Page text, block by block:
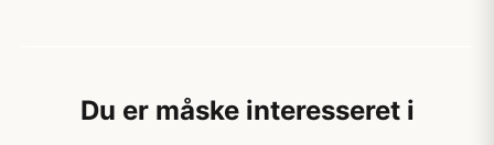
Du er måske interesseret i